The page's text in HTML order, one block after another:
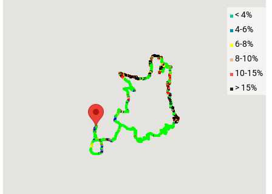
< 4%
4-6%
6-8%
8-10%
10-15%
> 15%